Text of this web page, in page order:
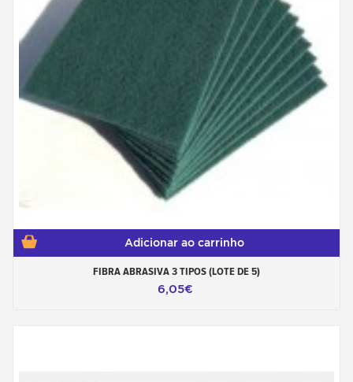
Adicionar ao carrinho
FIBRA ABRASIVA 3 TIPOS (LOTE DE 5)
6,05€